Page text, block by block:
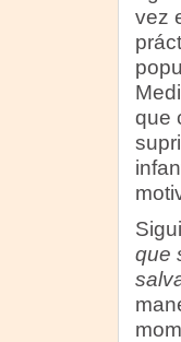
vez
que
que